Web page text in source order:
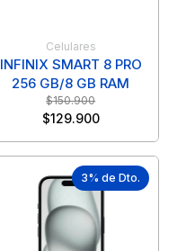
Celulares
INFINIX SMART 8 PRO
256 GB/8 GB RAM
$150.900
$129.900
3% de Dto.